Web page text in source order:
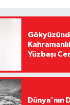
Yüzbaşı
Dünya'nın